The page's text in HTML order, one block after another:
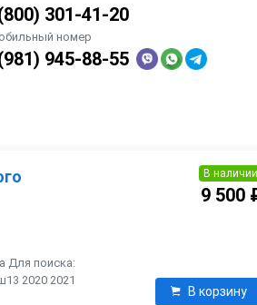
301-41-20
номер
945-88-55
Для поиска:
2020 2021
В наличии
9 500
В корзину